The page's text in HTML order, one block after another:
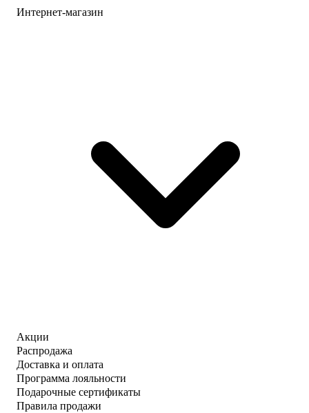
Интернет-магазин
Акции
Распродажа
Доставка и оплата
Программа лояльности
Подарочные сертификаты
Правила продажи